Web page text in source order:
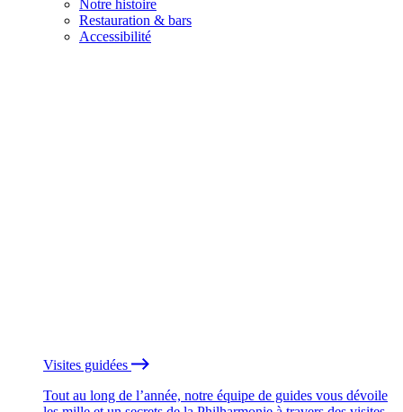
Notre histoire
Restauration & bars
Accessibilité
Visites guidées
Tout au long de l’année, notre équipe de guides vous dévoile